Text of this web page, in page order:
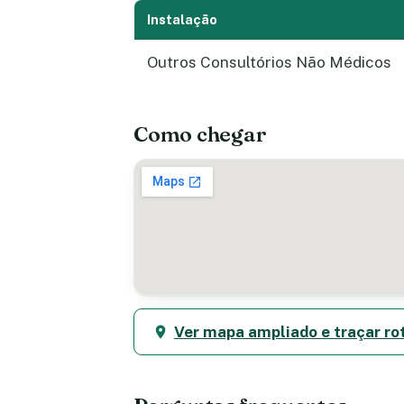
Instalação
Outros Consultórios Não Médicos
Como chegar
Ver mapa ampliado e traçar